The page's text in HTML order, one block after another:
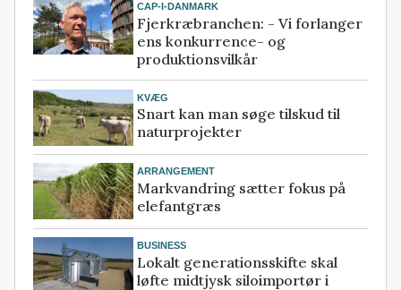
CAP-I-DANMARK
Fjerkræbranchen: - Vi forlanger
ens konkurrence- og
produktionsvilkår
KVÆG
Snart kan man søge tilskud til
naturprojekter
ARRANGEMENT
Markvandring sætter fokus på
elefantgræs
BUSINESS
Lokalt generationsskifte skal
løfte midtjysk siloimportør i